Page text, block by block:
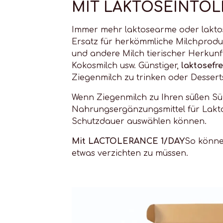
MIT
Immer mehr laktosearme oder
Ersatz für herkömmliche
und andere Milch tierischer
Kokosmilch usw. Günstiger,
Ziegenmilch zu trinken oder
Wenn Ziegenmilch zu Ihren süßen
Nahrungsergänzungsmittel für
Schutzdauer auswählen können.
Mit LACTOLERANCE 1/DAYSo
etwas verzichten zu müssen.